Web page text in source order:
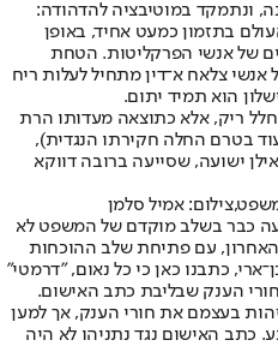
ונתמקד במוטיבציה להדהודה:
בתזמון כמעט אחיד, באופן
של אנשי הפרקליטות. הטחת
צלאח א־דין מתחיל לעלות ריח
הוא תמיד יתום.
ריק, אלא כתוצאה מעדותו הרת
בטרם החלה חקירתו הנגדית),
ישועה, שסייעה ברובה דווקא
אמיל סלמן
כבר בשלב מוקדם של המשפט לא
עם פתיחת שלב ההוכחות
כתבנו כאן כי כל נאום, "דרמטי"
הענק שבליבת כתב האישום.
לזהות בעצמם את חורי הענק, אך למען
כתב האישום נגד נתניהו לא היה